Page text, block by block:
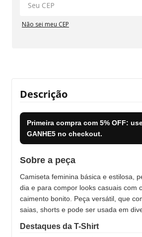
Não sei meu CEP
Descrição
Primeira compra com 5% OFF:
GANHE5 no checkout.
Sobre a peça
Camiseta feminina básica e estilosa,
dia e para compor looks casuais com
caimento bonito. Peça versátil, que
saias, shorts e pode ser usada em
Destaques da T-Shirt